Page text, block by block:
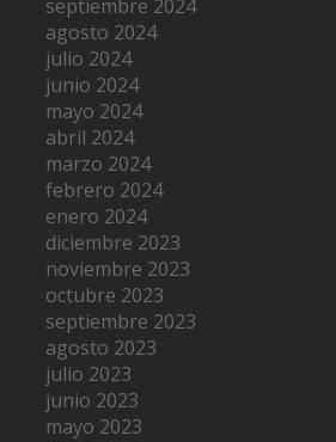
septiembre 2024
agosto 2024
julio 2024
junio 2024
mayo 2024
abril 2024
marzo 2024
febrero 2024
enero 2024
diciembre 2023
noviembre 2023
octubre 2023
septiembre 2023
agosto 2023
julio 2023
junio 2023
mayo 2023